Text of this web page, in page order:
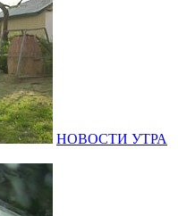
НОВОСТИ УТРА